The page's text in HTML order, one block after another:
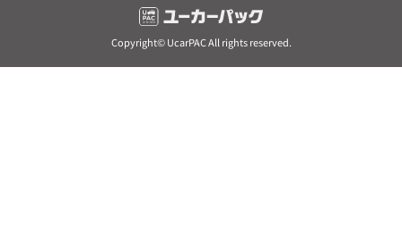
Copyright© UcarPAC All rights reserved.